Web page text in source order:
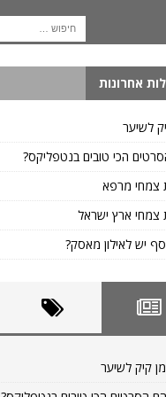
אחרונות
לשיער
הכי טובים בנטפליקס?
צמחי מרפא
צמחי ארץ ישראל
יש לאילון מאסק?
קיק לשיער